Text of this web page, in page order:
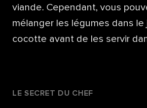
viande. Cependant, vous
mélanger les légumes dans le
cocotte avant de les servir
LE SECRET DU CHEF